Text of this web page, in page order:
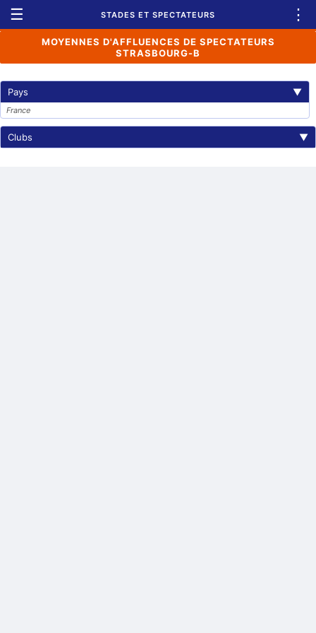
☰ STADES ET SPECTATEURS ⋮
MOYENNES D'AFFLUENCES DE SPECTATEURS
STRASBOURG-B
Pays ▼
France
Clubs ▼